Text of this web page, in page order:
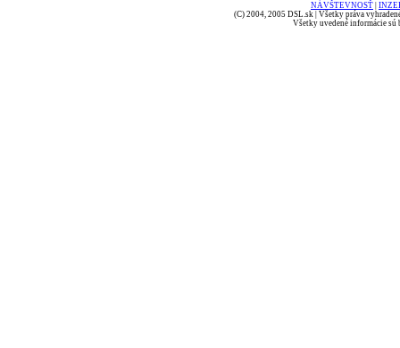
NÁVŠTEVNOSŤ
(C) 2004, 2005 DSL.sk | Všetky práva
Všetky uvedené informácie sú